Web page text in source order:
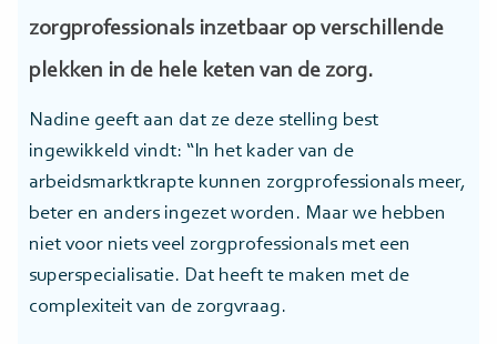
zorgprofessionals inzetbaar op verschillende
plekken in de hele keten van de zorg.
Nadine geeft aan dat ze deze stelling best
ingewikkeld vindt: “In het kader van de
arbeidsmarktkrapte kunnen zorgprofessionals meer,
beter en anders ingezet worden. Maar we hebben
niet voor niets veel zorgprofessionals met een
superspecialisatie. Dat heeft te maken met de
complexiteit van de zorgvraag.